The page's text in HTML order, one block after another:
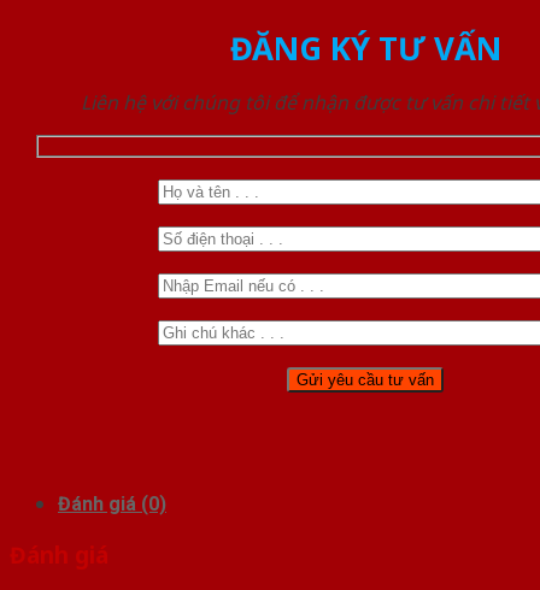
ĐĂNG KÝ TƯ VẤN
Liên hệ với chúng tôi để nhận được tư vấn chi tiết
Đánh giá (0)
Đánh giá